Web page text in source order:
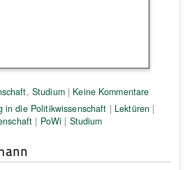
, Studium| Keine Kommentare
in die Politikwissenschaft | Lektüren |
| PoWi | Studium